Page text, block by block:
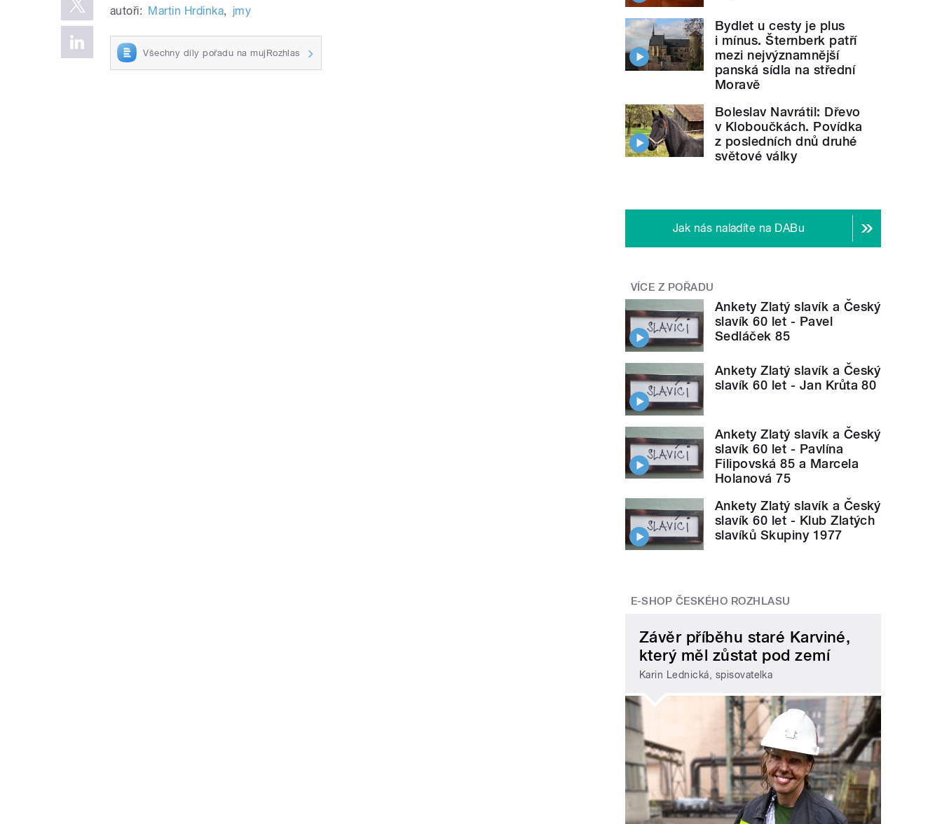
autoři: Martin Hrdinka, jmy
Všechny díly pořadu na mujRozhlas
Bydlet u cesty je plus
i mínus. Šternberk patří
mezi nejvýznamnější
panská sídla na střední
Moravě
Boleslav Navrátil: Dřevo
v Kloboučkách. Povídka
z posledních dnů druhé
světové války
Jak nás naladíte na DABu
VÍCE Z POŘADU
Ankety Zlatý slavík a Český
slavík 60 let - Pavel
Sedláček 85
Ankety Zlatý slavík a Český
slavík 60 let - Jan Krůta 80
Ankety Zlatý slavík a Český
slavík 60 let - Pavlína
Filipovská 85 a Marcela
Holanová 75
Ankety Zlatý slavík a Český
slavík 60 let - Klub Zlatých
slavíků Skupiny 1977
E-SHOP ČESKÉHO ROZHLASU
Závěr příběhu staré Karviné,
který měl zůstat pod zemí
Karin Lednická, spisovatelka